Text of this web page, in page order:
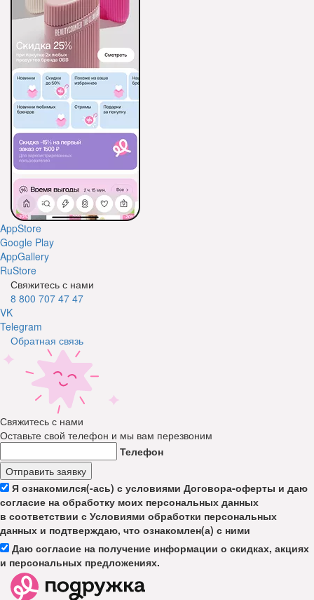
AppStore
Google Play
AppGallery
RuStore
Свяжитесь с нами
8 800 707 47 47
VK
Telegram
Обратная связь
Свяжитесь с нами
Оставьте свой телефон и мы вам перезвоним
Телефон
Отправить заявку
Я ознакомился(-ась) с условиями Договора-оферты и даю
согласие на обработку моих персональных данных
в соответствии с Условиями обработки персональных
данных и подтверждаю, что ознакомлен(а) с ними
Даю согласие на получение информации о скидках, акциях
и персональных предложениях.